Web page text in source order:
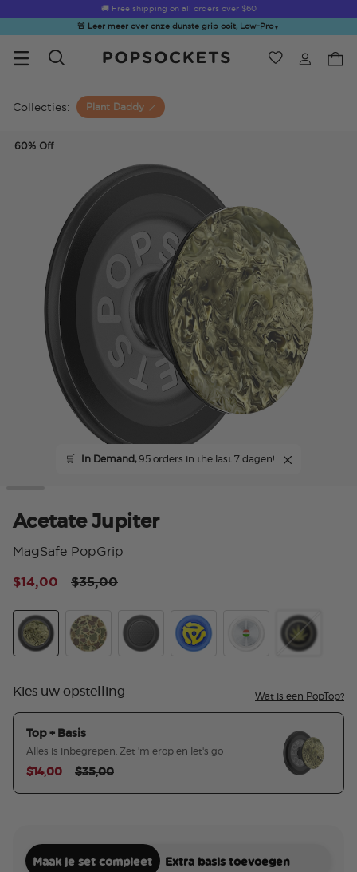
🚚 Free shipping on all orders over $60
🚨 Leer meer over onze dunste grip ooit, Low-Pro▼
Verlanglijst
Hello Kitty®
Second
Morning
Sea Spell
Collecties: Plant Daddy
60% Off
🛒 In Demand,95 orders in the last 7 dagen!
Acetate Jupiter
MagSafe PopGrip
Price reduced from
$35,00to
$14,00
Kies uw opstelling Wat is een PopTop?
Top + Basis
Alles is inbegrepen. Zet 'm erop en let's go
Price reduced from
$35,00to
$14,00
Maak je set compleet Extra basis toevoegen